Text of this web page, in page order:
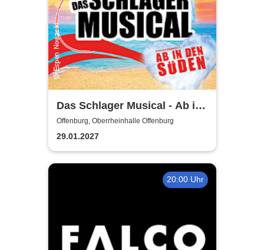
Das Schlager Musical - Ab in
den Süden 2026/2027
Offenburg, Oberrheinhalle Offenburg
29.01.2027
20:00 Uhr